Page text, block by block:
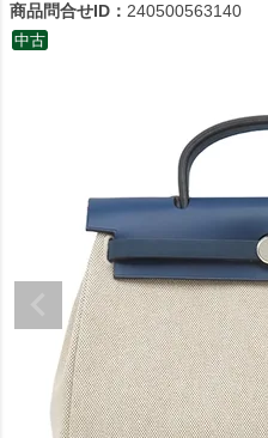
商品問合せID： 240500563140
中古